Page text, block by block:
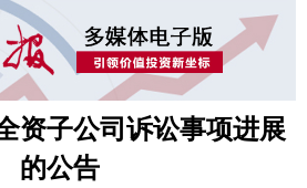
资子公司诉讼事项进展
的公告